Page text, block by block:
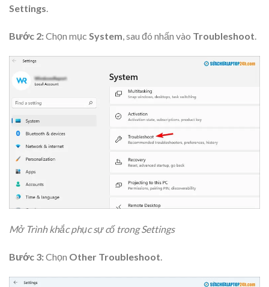
Settings.
Bước 2:Chọn mục System, sau đó nhấn vào Troubleshoot.
Mở Trình khắc phục sự cố trong Settings
Bước 3:Chọn Other Troubleshoot